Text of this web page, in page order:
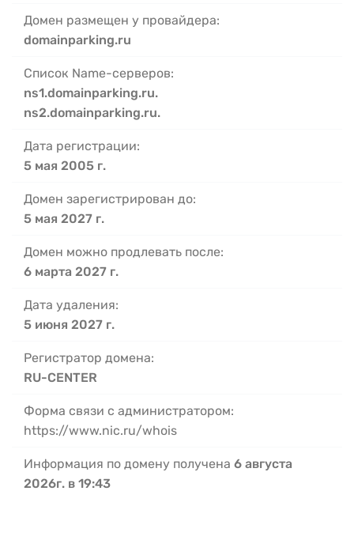
Домен размещен у провайдера:
domainparking.ru
Список Name-серверов:
ns1.domainparking.ru.
ns2.domainparking.ru.
Дата регистрации:
5 мая 2005 г.
Домен зарегистрирован до:
5 мая 2027 г.
Домен можно продлевать после:
6 марта 2027 г.
Дата удаления:
5 июня 2027 г.
Регистратор домена:
RU-CENTER
Форма связи с администратором:
https://www.nic.ru/whois
Информация по домену получена 6 августа
2026г. в 19:43